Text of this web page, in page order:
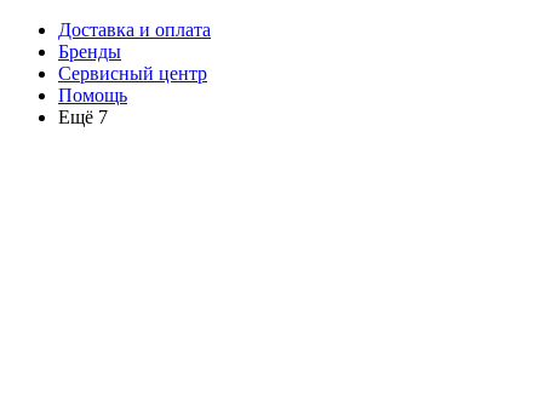
Доставка и оплата
Бренды
Сервисный центр
Помощь
Ещё 7